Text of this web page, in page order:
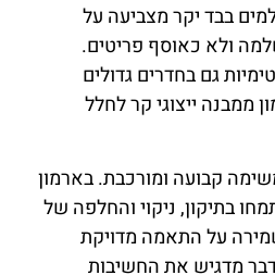
בבד יקר מצביעה על
ולא כאוסף פריטים.
גם בחדרים גדולים
ממבנה ייצוגי קר לחלל
קבועה ומורכבת. בארמון
בתיקון, ניקוי והחלפה של
על התאמה מדויקת
מדגיש את החשיבות